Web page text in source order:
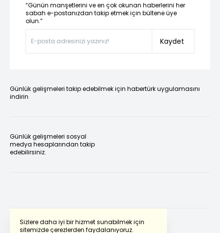
Sizlere daha iyi bir hizmet sunabilmek için
sitemizde çerezlerden faydalanıyoruz.
“Günün manşetlerini ve en çok okunan haberlerini her
sabah e-postanızdan takip etmek için bültene üye
olun.”
Kaydet
Günlük gelişmeleri takip edebilmek için habertürk uygulamasını
indirin
Günlük gelişmeleri sosyal
medya hesaplarından takip
edebilirsiniz.